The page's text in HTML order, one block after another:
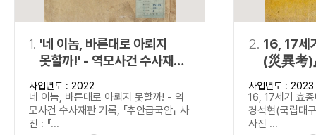
료를 검색
1. '네 이놈, 바른대로 아뢰지
못할까!' - 역모사건 수사재판
기록, 『추안급국안』
사업년도 : 2022
네 이놈, 바른대로 아뢰지 못할까! - 역
모사건 수사재판 기록, 『추안급국안』 사
진 : 『...
2. 16, 17세
(災異考)
사업년도 : 2023
16, 17세기 효
경석현(국립대
사진 ...